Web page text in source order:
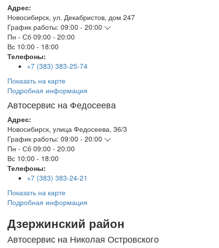
Адрес:
Новосибирск, ул. Декабристов, дом 247
График работы: 09:00 - 20:00
Пн - Сб 09:00 - 20:00
Вс 10:00 - 18:00
Телефоны:
+7 (383) 383-25-74
Показать на карте
Подробная информация
Автосервис на Федосеева
Адрес:
Новосибирск, улица Федосеева, 36/3
График работы: 09:00 - 20:00
Пн - Сб 09:00 - 20:00
Вс 10:00 - 18:00
Телефоны:
+7 (383) 383-24-21
Показать на карте
Подробная информация
Дзержинский район
Автосервис на Николая Островского